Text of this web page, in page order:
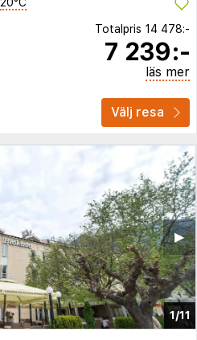
Totalpris 14 478:-
7 239:-
läs mer
Välj resa
1/11
▶︎